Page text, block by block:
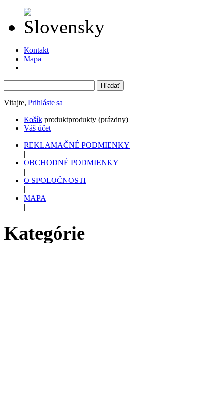
Kontakt
Mapa
Vitajte, Prihláste sa
Košík produktprodukty (prázdny)
Váš účet
REKLAMAČNÉ PODMIENKY
|
OBCHODNÉ PODMIENKY
|
O SPOLOČNOSTI
|
MAPA
|
Kategórie